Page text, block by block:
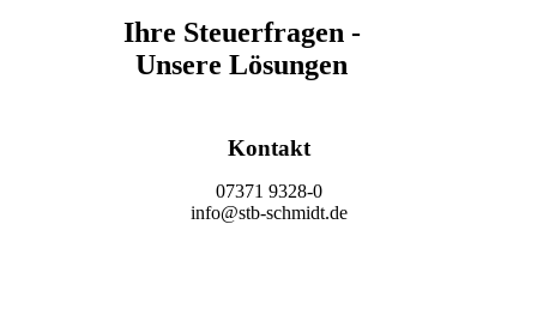
Ihre Steuerfragen -
Unsere Lösungen
Kontakt
07371 9328-0
info@stb-schmidt.de